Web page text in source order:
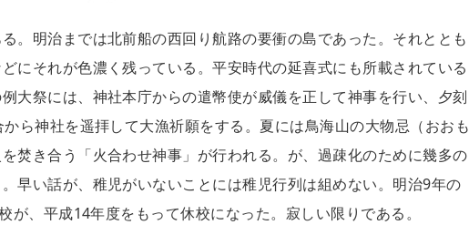
。明治までは北前船の西回り航路の要衝の島であった。それととも
にそれが色濃く残っている。平安時代の延喜式にも所載されている
大祭には、神社本庁からの遣幣使が威儀を正して神事を行い、夕刻
ら神社を遥拝して大漁祈願をする。夏には鳥海山の大物忌（おおも
焚き合う「火合わせ神事」が行われる。が、過疎化のために幾多の
早い話が、稚児がいないことには稚児行列は組めない。明治9年の
、平成14年度をもって休校になった。寂しい限りである。